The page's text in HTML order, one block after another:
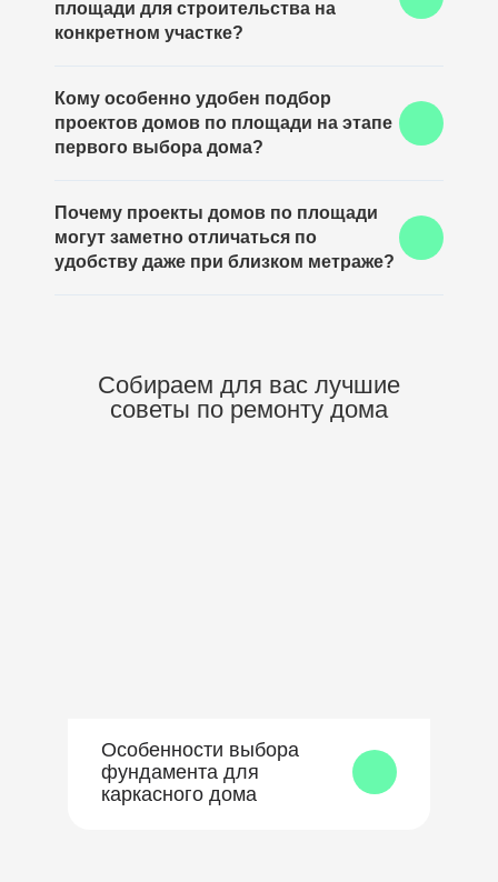
тех вариантах, которые действительно подходят по
образу жизни, составу семьи и будущим задачам.
площади для строительства на
конкретном участке?
ценами лучше оценивать не только по метражу, но и
по планировке, этажности, пятну застройки и тому,
насколько выбранный дом подходит под форму
Кому особенно удобен подбор
проектов домов по площади на этапе
первого выбора дома?
по площади заказать более осознанно, заранее
понимая, сколько пространства действительно
нужно для комфортного проживания без переплаты
Почему проекты домов по площади
могут заметно отличаться по
удобству даже при близком метраже?
жилыми комнатами, общей зоной, санузлами и
хозяйственными помещениями.
Собираем для вас лучшие
советы по ремонту дома
Особенности выбора
фундамента для
каркасного дома